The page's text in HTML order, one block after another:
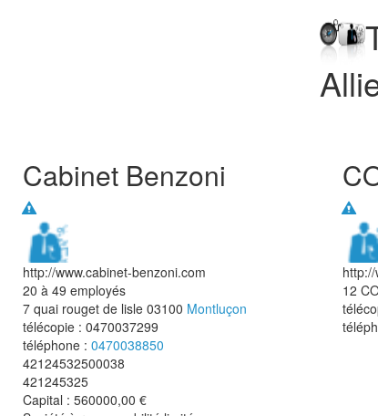
Cabinet Benzoni
http://www.cabinet-benzoni.com
20 à 49 employés
7 quai rouget de lisle 03100 Montluçon
télécopie : 0470037299
téléphone : 0470038850
42124532500038
421245325
Capital : 560000,00 €
12